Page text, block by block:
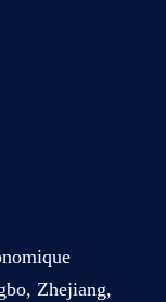
Zhejiang,